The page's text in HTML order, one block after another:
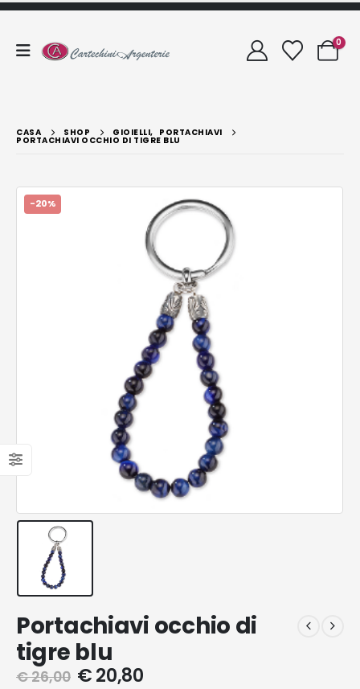
0
CASA SHOP GIOIELLI, PORTACHIAVI
PORTACHIAVI OCCHIO DI TIGRE BLU
-20%
Portachiavi occhio di
tigre blu
€26,00 €20,80